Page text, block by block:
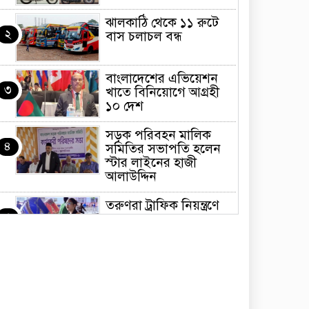
২
ঝালকাঠি থেকে ১১ রুটে
বাস চলাচল বন্ধ
৩
বাংলাদেশের এভিয়েশন
খাতে বিনিয়োগে আগ্রহী
১০ দেশ
৪
সড়ক পরিবহন মালিক
সমিতির সভাপতি হলেন
স্টার লাইনের হাজী
আলাউদ্দিন
৫
তরুণরা ট্রাফিক নিয়ন্ত্রণে
নামুক আবার